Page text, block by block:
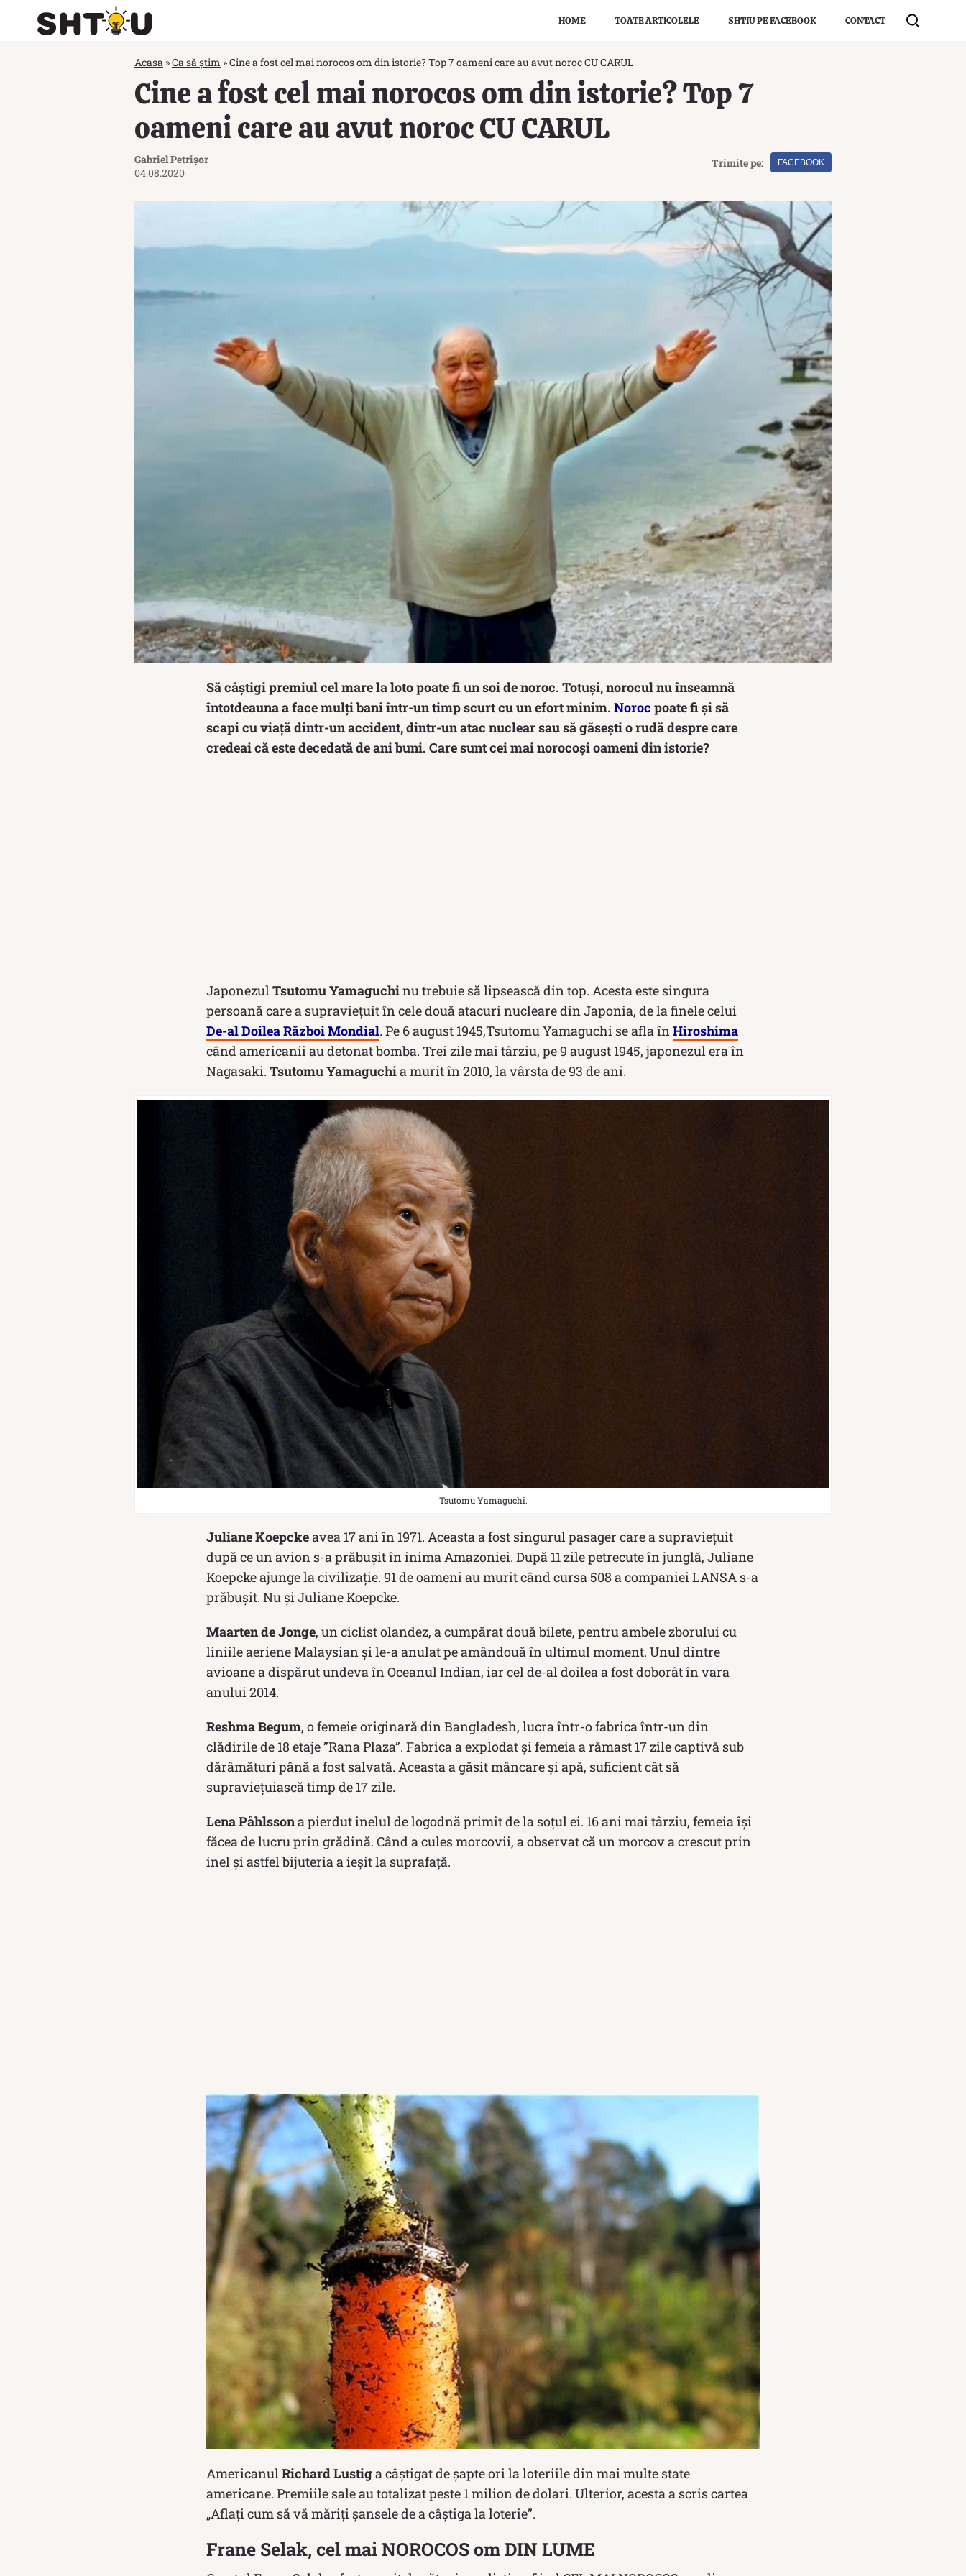
HOME TOATE ARTICOLELE SHTIU PE FACEBOOK CONTACT
Acasa »Ca să știm »Cine a fost cel mai norocos om din istorie? Top 7 oameni care au avut noroc CU CARUL
Cine a fost cel mai norocos om din istorie? Top 7
oameni care au avut noroc CU CARUL
Gabriel Petrișor
04.08.2020
Trimite pe: FACEBOOK
Să câștigi premiul cel mare la loto poate fi un soi de noroc. Totuși, norocul nu înseamnă
întotdeauna a face mulți bani într-un timp scurt cu un efort minim. Noroc poate fi și să
scapi cu viață dintr-un accident, dintr-un atac nuclear sau să găsești o rudă despre care
credeai că este decedată de ani buni. Care sunt cei mai norocoși oameni din istorie?
JaponezulTsutomu Yamaguchinu trebuie să lipsească din top. Acesta este singura
persoană care a supraviețuit în cele două atacuri nucleare din Japonia, de la finele celui
De-al Doilea Război Mondial. Pe 6 august 1945,Tsutomu Yamaguchi se afla înHiroshima
când americanii au detonat bomba. Trei zile mai târziu, pe 9 august 1945, japonezul era în
Nagasaki. Tsutomu Yamaguchia murit în 2010, la vârsta de 93 de ani.
Tsutomu Yamaguchi.
Juliane Koepckeavea 17 ani în 1971. Aceasta a fost singurul pasager care a supraviețuit
după ce un avion s-a prăbușit în inima Amazoniei. După 11 zile petrecute în junglă, Juliane
Koepcke ajunge la civilizație. 91 de oameni au murit când cursa 508 a companiei LANSA s-a
prăbușit. Nu și Juliane Koepcke.
Maarten de Jonge, un ciclist olandez, a cumpărat două bilete, pentru ambele zborului cu
liniile aeriene Malaysian și le-a anulat pe amândouă în ultimul moment. Unul dintre
avioane a dispărut undeva în Oceanul Indian, iar cel de-al doilea a fost doborât în vara
anului 2014.
Reshma Begum, o femeie originară din Bangladesh, lucra într-o fabrica într-un din
clădirile de 18 etaje ”Rana Plaza”. Fabrica a explodat și femeia a rămast 17 zile captivă sub
dărâmături până a fost salvată. Aceasta a găsit mâncare și apă, suficient cât să
supraviețuiască timp de 17 zile.
Lena Påhlssona pierdut inelul de logodnă primit de la soțul ei. 16 ani mai târziu, femeia își
făcea de lucru prin grădină. Când a cules morcovii, a observat că un morcov a crescut prin
inel și astfel bijuteria a ieșit la suprafață.
AmericanulRichard Lustiga câștigat de șapte ori la loteriile din mai multe state
americane. Premiile sale au totalizat peste 1 milion de dolari. Ulterior, acesta a scris cartea
„Aflați cum să vă măriți șansele de a câștiga la loterie”.
Frane Selak, cel mai NOROCOS om DIN LUME